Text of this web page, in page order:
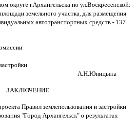
округе г.Архангельска по ул.Воскресенской:
земельного участка, для размещения
автотранспортных средств - 137
А.Н.Юницына
ЗАКЛЮЧЕНИЕ
Правил землепользования и застройки
"Город Архангельск" о результатах